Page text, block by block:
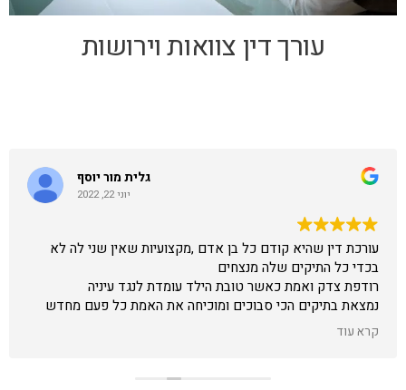
עורך דין צוואות וירושות
גלית מור יוסף
יוני 22, 2022
עורכת דין שהיא קודם כל בן אדם ,מקצועיות שאין שני לה לא
בכדי כל התיקים שלה מנצחים
רודפת צדק ואמת כאשר טובת הילד עומדת לנגד עיניה
נמצאת בתיקים הכי סבוכים ומוכיחה את האמת כל פעם מחדש
באומץ וחוכמה עושה את הבלתי ייאמן
קרא עוד